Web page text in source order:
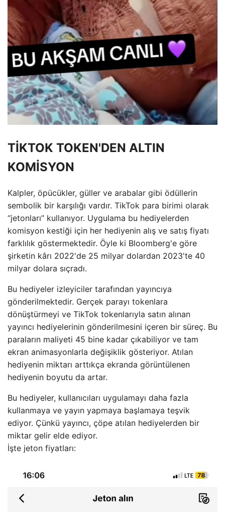
TİKTOK TOKEN'DEN ALTIN ​​
KOMİSYON
Kalpler, öpücükler, güller ve arabalar gibi ödüllerin
sembolik bir karşılığı vardır. TikTok para birimi olarak
“jetonları” kullanıyor. Uygulama bu hediyelerden
komisyon kestiği için her hediyenin alış ve satış fiyatı
farklılık göstermektedir. Öyle ki Bloomberg'e göre
şirketin kârı 2022'de 25 milyar dolardan 2023'te 40
milyar dolara sıçradı.
Bu hediyeler izleyiciler tarafından yayıncıya
gönderilmektedir. Gerçek parayı tokenlara
dönüştürmeyi ve TikTok tokenlarıyla satın alınan
yayıncı hediyelerinin gönderilmesini içeren bir süreç. Bu
paraların maliyeti 45 bine kadar çıkabiliyor ve tam
ekran animasyonlarla değişiklik gösteriyor. Atılan
hediyenin miktarı arttıkça ekranda görüntülenen
hediyenin boyutu da artar.
Bu hediyeler, kullanıcıları uygulamayı daha fazla
kullanmaya ve yayın yapmaya başlamaya teşvik
ediyor. Çünkü yayıncı, çöpe atılan hediyelerden bir
miktar gelir elde ediyor.
İşte jeton fiyatları: